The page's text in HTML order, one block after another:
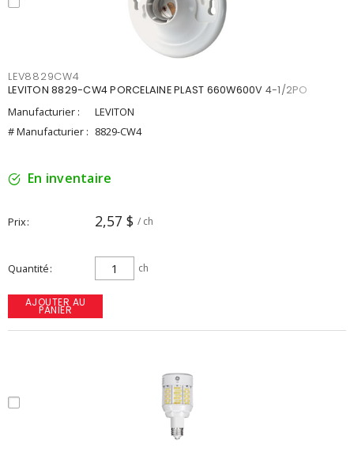
LEV8829CW4
LEVITON 8829-CW4 PORCELAINE PLAST 660W600V 4-1/2PO
Manufacturier :
LEVITON
# Manufacturier : 8829-CW4
En inventaire
Prix 2,57 $ / ch
Quantité ch
AJOUTER AU
PANIER